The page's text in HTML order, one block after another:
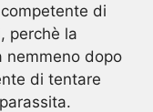
di
, perchè la
nemmeno dopo
di tentare